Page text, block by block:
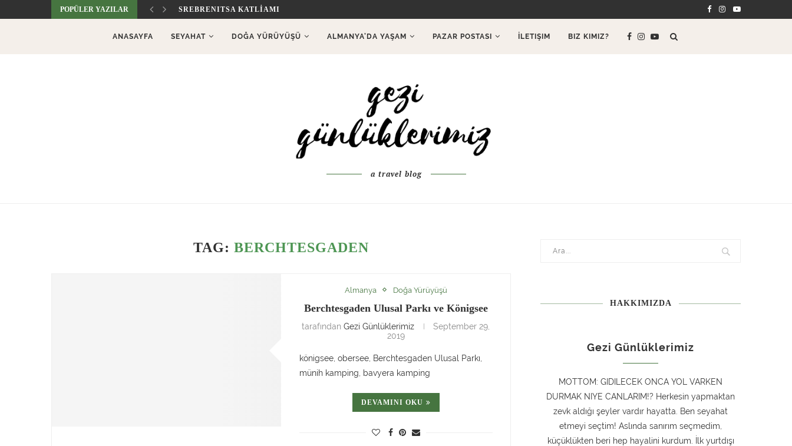
POPÜLER YAZILAR SREBRENITSA KATLİAMI
ANASAYFA SEYAHAT DOĞA YÜRÜYÜŞÜ ALMANYA’DA YAŞAM PAZAR POSTASI İLETIŞIM BIZ KIMIZ?
a travel blog
TAG: BERCHTESGADEN
Almanya Doğa Yürüyüşü
Berchtesgaden Ulusal Parkı ve Königsee
tarafındanGezi Günlüklerimiz
September 29,
2019
königsee, obersee, Berchtesgaden Ulusal Parkı,
münih kamping, bavyera kamping
DEVAMINI OKU
HAKKIMIZDA
Gezi Günlüklerimiz
MOTTOM: GIDILECEK ONCA YOL VARKEN
DURMAK NIYE CANLARIM!? Herkesin yapmaktan
zevk aldığı şeyler vardır hayatta. Ben seyahat
etmeyi seçtim! Aslında sanırım seçmedim,
küçüklükten beri hep hayalini kurdum. İlk yurtdışı